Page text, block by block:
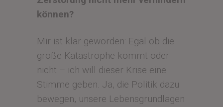
können?
Mir ist klar geworden: Egal ob die
große Katastrophe kommt oder
nicht – ich will dieser Krise eine
Stimme geben. Ja, die Politik dazu
bewegen, unsere Lebensgrundlagen